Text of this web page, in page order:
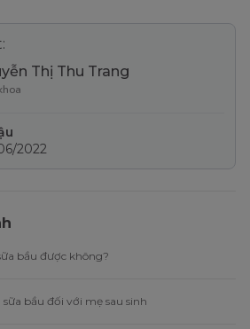
Thị Thu Trang
2022
bầu được không?
bầu đối với mẹ sau sinh